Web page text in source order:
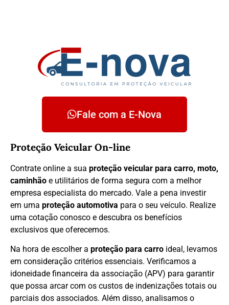
Fale com a E-Nova
Proteção Veicular On-line
Contrate online a sua proteção veicular para carro, moto,
caminhão e utilitários de forma segura com a melhor
empresa especialista do mercado. Vale a pena investir
em uma proteção automotiva para o seu veículo. Realize
uma cotação conosco e descubra os benefícios
exclusivos que oferecemos.
Na hora de escolher a proteção para carro ideal, levamos
em consideração critérios essenciais. Verificamos a
idoneidade financeira da associação (APV) para garantir
que possa arcar com os custos de indenizações totais ou
parciais dos associados. Além disso, analisamos o